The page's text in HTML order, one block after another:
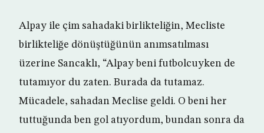
Alpay ile çim sahadaki birlikteliğin, Mecliste
birlikteliğe dönüştüğünün anımsatılması
üzerine Sancaklı, “Alpay beni futbolcuyken de
tutamıyor du zaten. Burada da tutamaz.
Mücadele, sahadan Meclise geldi. O beni her
tuttuğunda ben gol atıyordum, bundan sonra da